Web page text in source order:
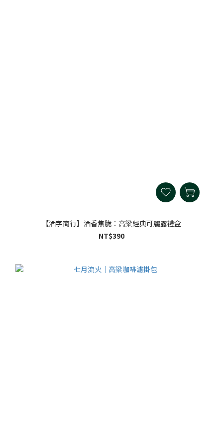
【酒字商行】酒香焦脆：高粱經典可麗露禮盒
NT$390